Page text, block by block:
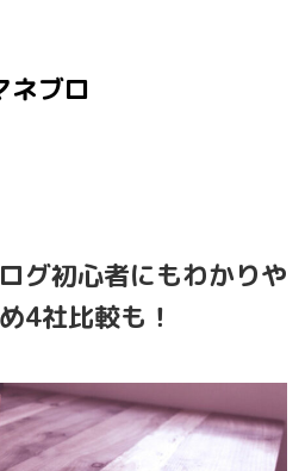
ネブロ
グ初心者にもわかりや
4社比較も！